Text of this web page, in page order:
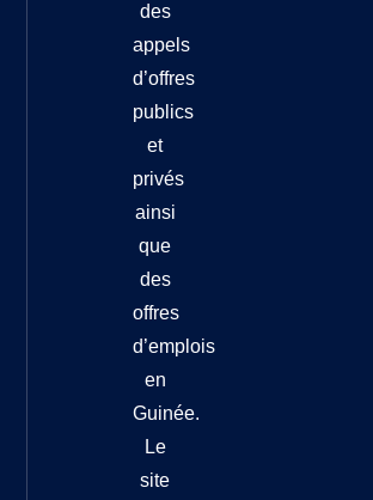
des
appels
d’offres
publics
et
privés
ainsi
que
des
offres
d’emplois
en
Guinée.
Le
site